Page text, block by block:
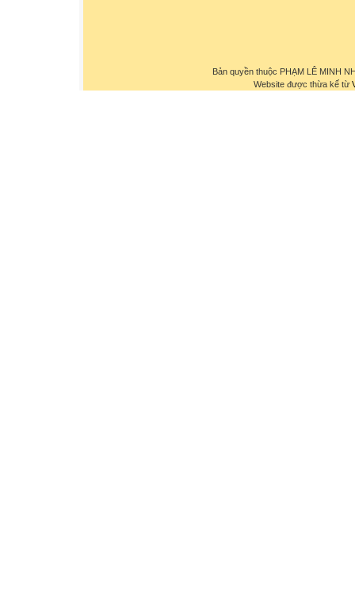
Bản quyền thuộc PHẠM LÊ MINH
Website được thừa kế từ